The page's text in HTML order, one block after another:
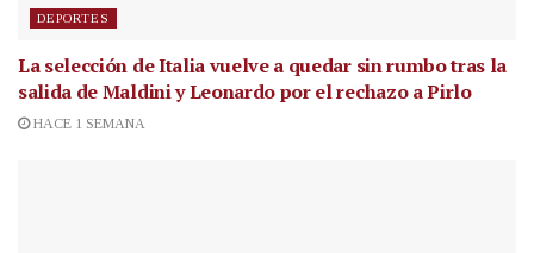
DEPORTES
La selección de Italia vuelve a quedar sin rumbo tras la
salida de Maldini y Leonardo por el rechazo a Pirlo
HACE 1 SEMANA